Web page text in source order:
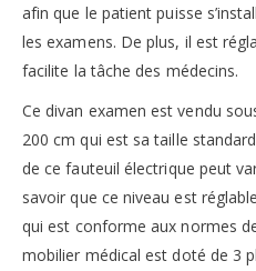
afin que le patient puisse
les examens. De plus, il est
facilite la tâche des médecins.
Ce divan examen est vendu
200 cm qui est sa taille
de ce fauteuil électrique peut
savoir que ce niveau est
qui est conforme aux normes
mobilier médical est doté de 3